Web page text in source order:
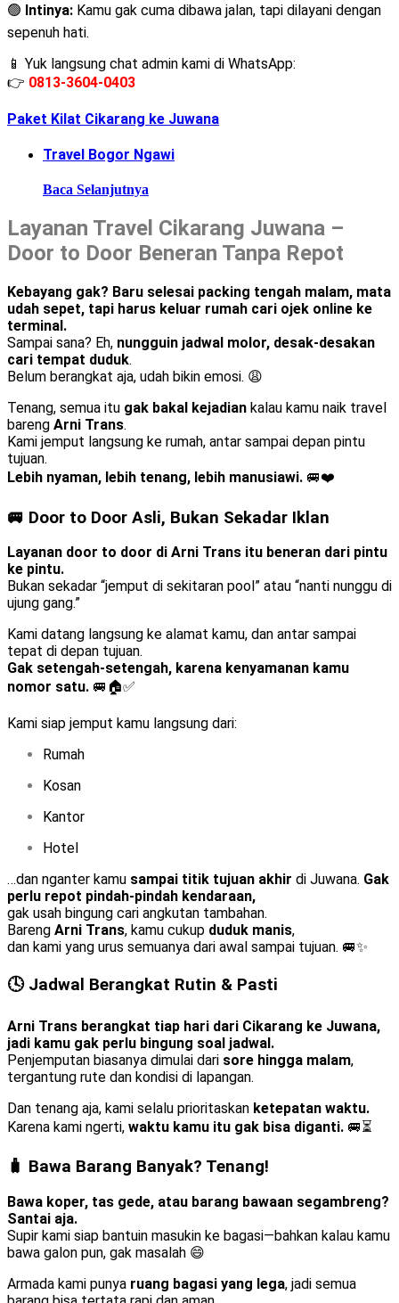
🟢 Intinya: Kamu gak cuma dibawa jalan, tapi dilayani dengan
sepenuh hati.
📱 Yuk langsung chat admin kami di WhatsApp:
👉 0813-3604-0403
Paket Kilat Cikarang ke Juwana
Travel Bogor Ngawi
Baca Selanjutnya
Layanan Travel Cikarang Juwana –
Door to Door Beneran Tanpa Repot
Kebayang gak? Baru selesai packing tengah malam, mata
udah sepet, tapi harus keluar rumah cari ojek online ke
terminal.
Sampai sana? Eh, nungguin jadwal molor, desak-desakan
cari tempat duduk.
Belum berangkat aja, udah bikin emosi. 😩
Tenang, semua itu gak bakal kejadian kalau kamu naik travel
bareng Arni Trans.
Kami jemput langsung ke rumah, antar sampai depan pintu
tujuan.
Lebih nyaman, lebih tenang, lebih manusiawi. 🚐❤️
🚐 Door to Door Asli, Bukan Sekadar Iklan
Layanan door to door di Arni Trans itu beneran dari pintu
ke pintu.
Bukan sekadar “jemput di sekitaran pool” atau “nanti nunggu di
ujung gang.”
Kami datang langsung ke alamat kamu, dan antar sampai
tepat di depan tujuan.
Gak setengah-setengah, karena kenyamanan kamu
nomor satu. 🚐🏠✅
Kami siap jemput kamu langsung dari:
Rumah
Kosan
Kantor
Hotel
…dan nganter kamu sampai titik tujuan akhir di Juwana. Gak
perlu repot pindah-pindah kendaraan,
gak usah bingung cari angkutan tambahan.
Bareng Arni Trans, kamu cukup duduk manis,
dan kami yang urus semuanya dari awal sampai tujuan. 🚐✨
🕓 Jadwal Berangkat Rutin & Pasti
Arni Trans berangkat tiap hari dari Cikarang ke Juwana,
jadi kamu gak perlu bingung soal jadwal.
Penjemputan biasanya dimulai dari sore hingga malam,
tergantung rute dan kondisi di lapangan.
Dan tenang aja, kami selalu prioritaskan ketepatan waktu.
Karena kami ngerti, waktu kamu itu gak bisa diganti. 🚐⏳
🧳 Bawa Barang Banyak? Tenang!
Bawa koper, tas gede, atau barang bawaan segambreng?
Santai aja.
Supir kami siap bantuin masukin ke bagasi—bahkan kalau kamu
bawa galon pun, gak masalah 😄
Armada kami punya ruang bagasi yang lega, jadi semua